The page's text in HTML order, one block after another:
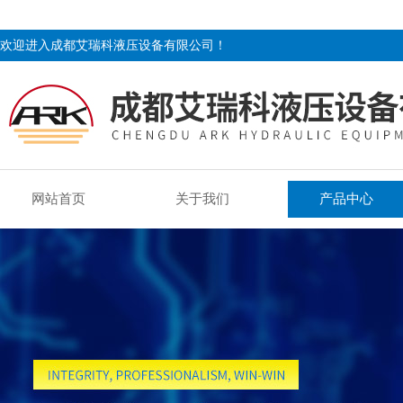
欢迎进入成都艾瑞科液压设备有限公司！
网站首页 关于我们 产品中心